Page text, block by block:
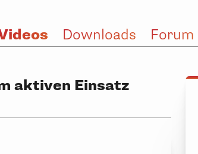
Downloads Forum
aktiven Einsatz